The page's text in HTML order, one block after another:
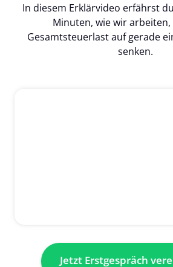
In diesem Erklärvideo erfährst
Minuten, wie wir
Gesamtsteuerlast auf gerade
senken.
Jetzt Erstgespräch